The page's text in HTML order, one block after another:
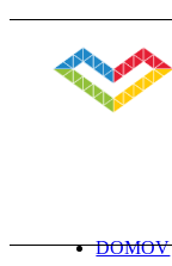
DOMOV